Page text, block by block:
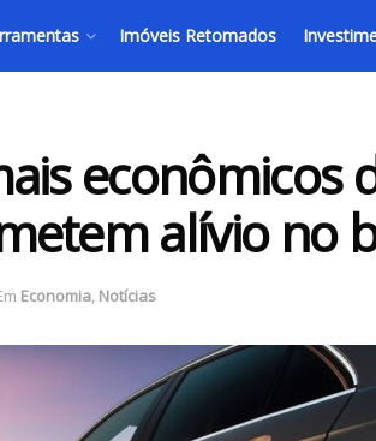
Imóveis Retomados
econômicos
alívio no
Economia, Notícias